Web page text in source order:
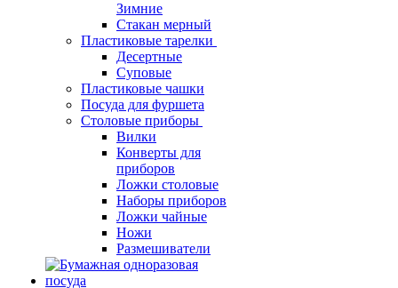
Зимние
Стакан мерный
Пластиковые тарелки
Десертные
Суповые
Пластиковые чашки
Посуда для фуршета
Столовые приборы
Вилки
Конверты для
приборов
Ложки столовые
Наборы приборов
Ложки чайные
Ножи
Размешиватели